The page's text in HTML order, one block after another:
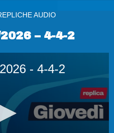
AUDIO
– 4-4-2
- 4-4-2